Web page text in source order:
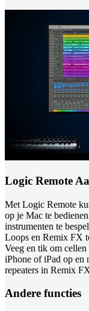
Logic Remote
Met Logic Remote
op je Mac te
instrumenten te
Loops en Remix FX
Veeg en tik om
iPhone of iPad op en
repeaters in Remix
Andere functies